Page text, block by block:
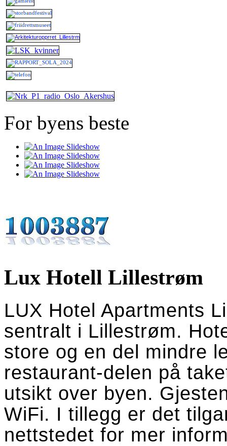
For byens beste
Lux Hotell Lillestrøm
LUX Hotel Apartments
sentralt i Lillestrøm.
store og en del mindre
restaurant-delen på
utsikt over byen.
WiFi. I tillegg er det
nettstedet for mer